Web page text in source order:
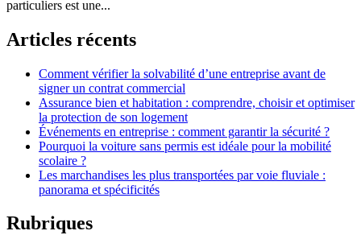
particuliers est une...
Articles récents
Comment vérifier la solvabilité d’une entreprise avant de
signer un contrat commercial
Assurance bien et habitation : comprendre, choisir et optimiser
la protection de son logement
Événements en entreprise : comment garantir la sécurité ?
Pourquoi la voiture sans permis est idéale pour la mobilité
scolaire ?
Les marchandises les plus transportées par voie fluviale :
panorama et spécificités
Rubriques